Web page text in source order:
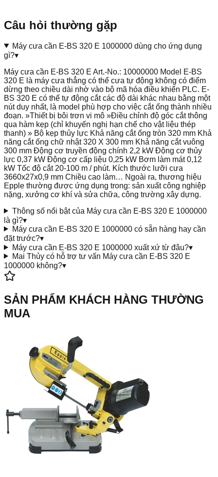
Câu hỏi thường gặp
Máy cưa cần E-BS 320 E 1000000 dùng cho ứng dụng
gì?▾
Máy cưa cần E-BS 320 E Art.-No.: 10000000 Model E-BS
320 E là máy cưa thẳng có thể cưa tự động không có điểm
dừng theo chiều dài nhờ vào bộ mã hóa điều khiển PLC. E-
BS 320 E có thể tự động cắt các độ dài khác nhau bằng một
nút duy nhất, là model phù hợp cho việc cắt ống thành nhiều
đoạn. »Thiết bị bôi trơn vi mô »Điều chỉnh độ góc cắt thông
qua hàm kẹp (chỉ khuyến nghị hạn chế cho vật liệu thép
thanh) » Bộ kẹp thủy lực Khả năng cắt ống tròn 320 mm Khả
năng cắt ống chữ nhật 320 X 300 mm Khả năng cắt vuông
300 mm Động cơ truyền động chính 2,2 kW Động cơ thủy
lực 0,37 kW Động cơ cấp liệu 0,25 kW Bơm làm mát 0,12
kW Tốc độ cắt 20-100 m / phút. Kích thước lưỡi cưa
3660x27x0,9 mm Chiều cao làm… Ngoài ra, thương hiệu
Epple thường được ứng dụng trong: sản xuất công nghiệp
nặng, xưởng cơ khí và sửa chữa, công trường xây dựng.
Thông số nổi bật của Máy cưa cần E-BS 320 E 1000000
là gì?▾
Máy cưa cần E-BS 320 E 1000000 có sẵn hàng hay cần
đặt trước?▾
Máy cưa cần E-BS 320 E 1000000 xuất xứ từ đâu?▾
Mai Thủy có hỗ trợ tư vấn Máy cưa cần E-BS 320 E
1000000 không?▾
SẢN PHẨM KHÁCH HÀNG THƯỜNG
MUA